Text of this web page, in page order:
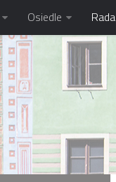
Osiedle Rada